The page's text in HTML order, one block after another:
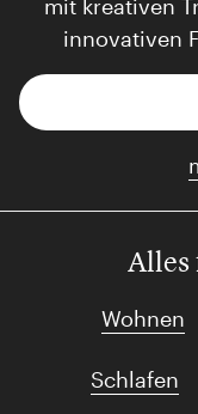
mit kreativen
innovativen
Alles
Wohnen
Schlafen